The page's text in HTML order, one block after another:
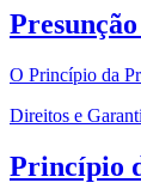
O Princípio da
Direitos e
Princípio